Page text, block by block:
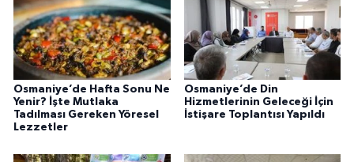
Osmaniye’de Hafta Sonu Ne
Yenir? İşte Mutlaka
Tadılması Gereken Yöresel
Lezzetler
Osmaniye’de Din
Hizmetlerinin Geleceği İçin
İstişare Toplantısı Yapıldı